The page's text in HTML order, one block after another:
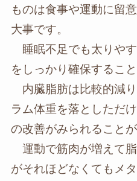
ものは食事や運動に留
大事です。
睡眠不足でも太りや
をしっかり確保すること
内臓脂肪は比較的減
ラム体重を落としただ
の改善がみられることが
運動で筋肉が増えて
がそれほどなくてもメ